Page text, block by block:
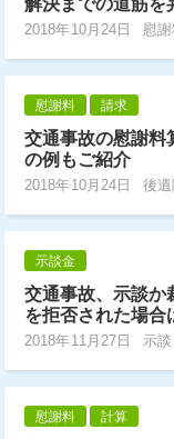
解決までの道筋を
2018年10月24日 慰
慰謝料 請求
交通事故の慰謝料
の例もご紹介
2018年10月24日 後
示談金
交通事故、示談か
を拒否された場合
2018年11月27日 示談
慰謝料 計算